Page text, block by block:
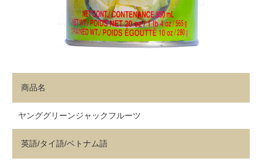
商品名
ヤンググリーンジャックフルーツ
英語/タイ語/ベトナム語